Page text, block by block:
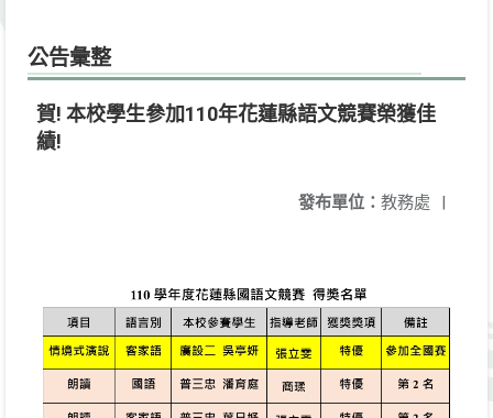
公告彙整
賀! 本校學生參加110年花蓮縣語文競賽榮獲佳
績!
發布單位： 教務處 |